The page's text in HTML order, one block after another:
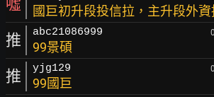
噓 國巨初升段投信拉，主升段外
推 abc21086999
99景碩
推 yjg129
99國巨